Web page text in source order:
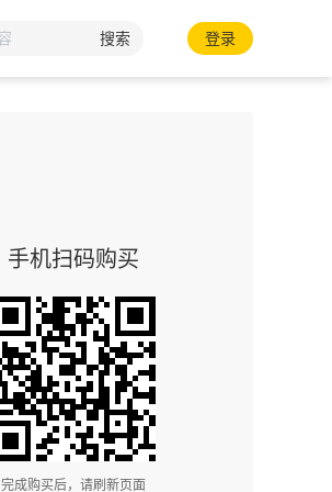
搜索 登录
手机扫码购买
完成购买后，请刷新页面